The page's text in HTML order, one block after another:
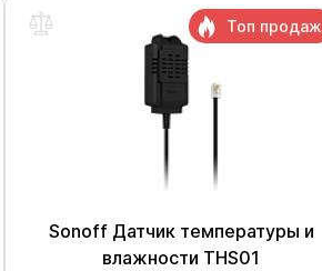
Sonoff Датчик температуры и
влажности THS01
Топ продаж